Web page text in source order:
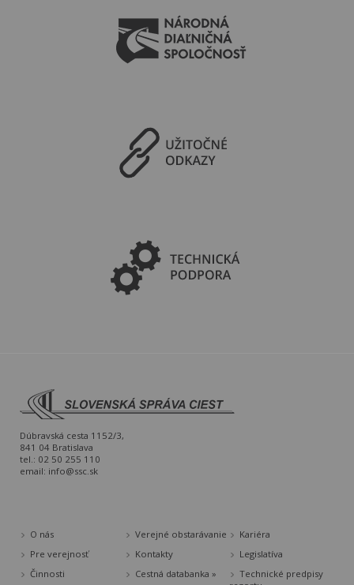
Dúbravská cesta 1152/3,
841 04 Bratislava
tel.: 02 50 255 110
email: info@ssc.sk
O nás Verejné obstarávanie
Kariéra
Pre verejnosť
Kontakty
Legislatíva
Činnosti
Cestná databanka »
Technické predpisy